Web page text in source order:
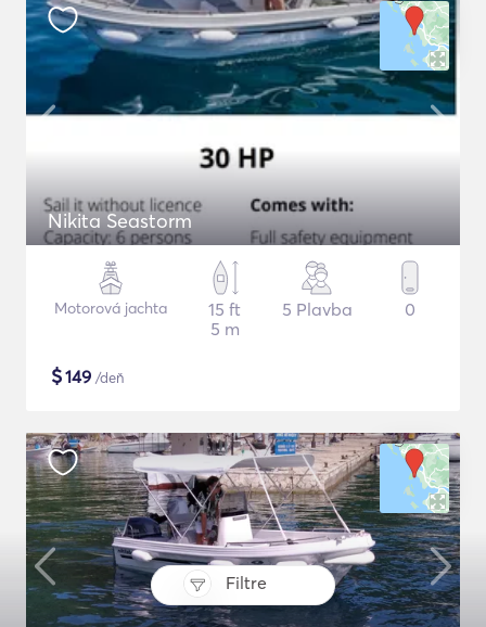
Filtre
Nikita Seastorm
Motorová jachta
15 ft
5 m
5 Plavba 0
$149 /deň